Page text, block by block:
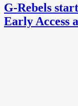
G-Rebels
Early Access